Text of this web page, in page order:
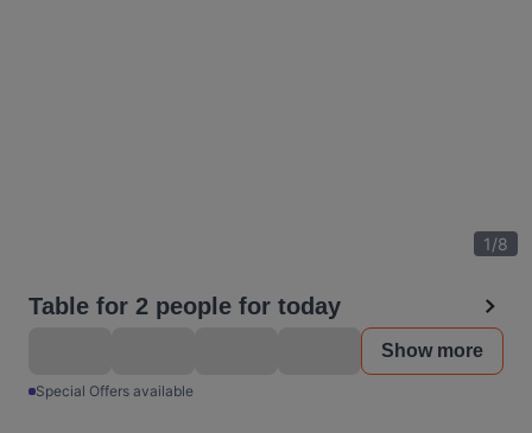
1/8
Table for 2 people for today
Show more
Special Offers available